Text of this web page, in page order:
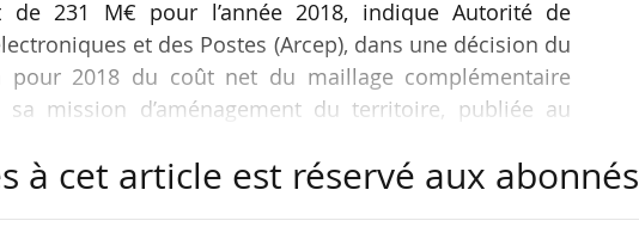
de 231 M€ pour l’année 2018, indique Autorité de
et des Postes (Arcep), dans une décision du
pour 2018 du coût net du maillage complémentaire
sa mission d’aménagement du territoire, publiée au
au réseau complémentaire moins coûts liés au
à cet article est réservé aux abonnés